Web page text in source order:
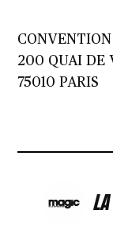
200 QUAI DE
75010 PARIS